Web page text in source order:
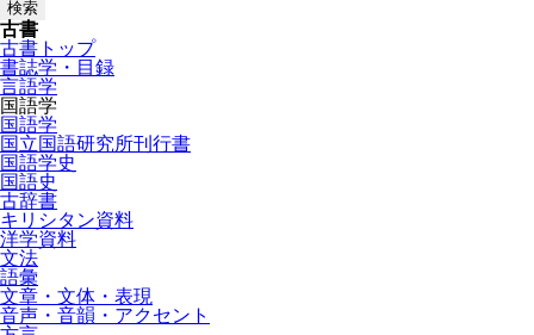
古書
古書トップ
書誌学・目録
言語学
国語学
国語学
国立国語研究所刊行書
国語学史
国語史
古辞書
キリシタン資料
洋学資料
文法
語彙
文章・文体・表現
音声・音韻・アクセント